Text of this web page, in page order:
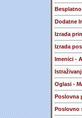
Dodatne
Izrada
Izrada
Imenici -
Oglasi -
Poslovna
Poslovno